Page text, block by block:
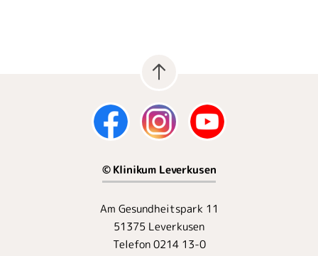
© Klinikum Leverkusen
Am Gesundheitspark 11
51375 Leverkusen
Telefon 0214 13-0